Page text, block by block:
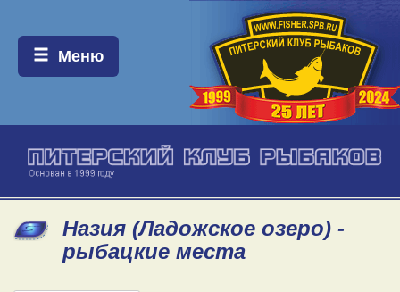
Меню:
Меню
Назия (Ладожское озеро) -
рыбацкие места